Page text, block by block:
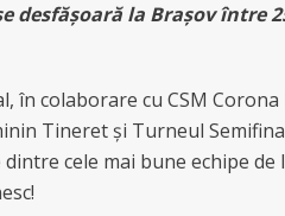
desfășoară la Brașov între
în colaborare cu CSM
Tineret și Turneul
cele mai bune echipe